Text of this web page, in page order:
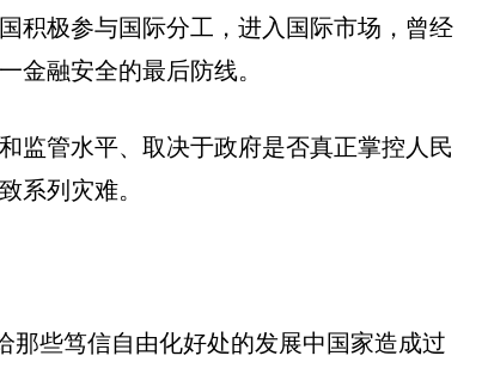
积极参与国际分工，进入国际市场，曾经
融安全的最后防线。
监管水平、取决于政府是否真正掌控人民
系列灾难。
那些笃信自由化好处的发展中国家造成过